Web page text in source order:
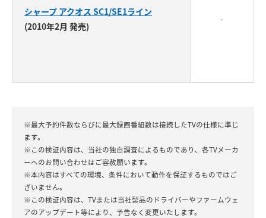
シャープ アクオス SC1/SE1ライン
(2010年2月 発売)
-
※最大予約件数ならびに最大録画番組数は接続したTVの仕様に準じ
ます。
※この検証内容は、当社の独自調査によるものであり、各TVメーカ
ーへのお問い合わせはご容赦願います。
※本内容はすべての環境、条件において動作を保証するものではご
ざいません。
※この検証内容は、TVまたは当社製品のドライバーやファームウェ
アのアップデート等により、予告なく変更いたします。